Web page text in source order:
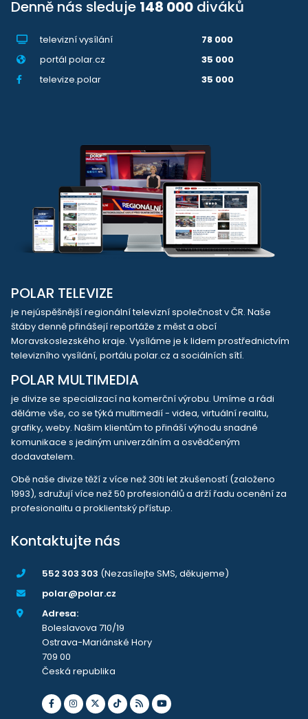
Denně nás sleduje 148 000 diváků
televizní vysílání
78 000
portál polar.cz
35 000
televize.polar
35 000
POLAR TELEVIZE
je nejúspěšnější regionální televizní společnost v ČR. Naše
štáby denně přinášejí reportáže z měst a obcí
Moravskoslezského kraje. Vysíláme je k lidem prostřednictvím
televizního vysílání, portálu polar.cz a sociálních sítí.
POLAR MULTIMEDIA
je divize se specializací na komerční výrobu. Umíme a rádi
děláme vše, co se týká multimedií - videa, virtuální realitu,
grafiky, weby. Našim klientům to přináší výhodu snadné
komunikace s jediným univerzálním a osvědčeným
dodavatelem.
Obě naše divize těží z více než 30ti let zkušeností (založeno
1993), sdružují více než 50 profesionálů a drží řadu ocenění za
profesionalitu a proklientský přístup.
Kontaktujte nás
552 303 303 (Nezasílejte SMS, děkujeme)
polar@polar.cz
Adresa:
Boleslavova 710/19
Ostrava-Mariánské Hory
709 00
Česká republika